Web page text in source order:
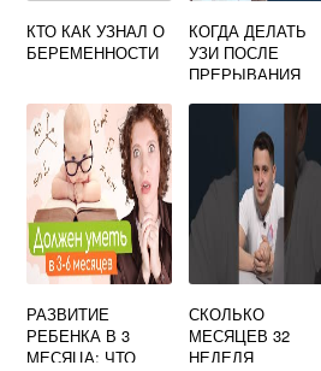
КТО КАК УЗНАЛ О
БЕРЕМЕННОСТИ
КОГДА ДЕЛАТЬ
УЗИ ПОСЛЕ
ПРЕРЫВАНИЯ
МЕДИКАМЕНТОЗН
РАЗВИТИЕ
РЕБЕНКА В 3
МЕСЯЦА: ЧТО
СКОЛЬКО
МЕСЯЦЕВ 32
НЕДЕЛЯ